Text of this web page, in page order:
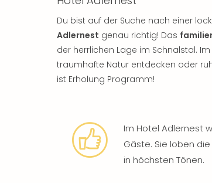
Du bist auf der Suche nach einer
Adlernest genau richtig! Das
der herrlichen Lage im Schnalstal.
traumhafte Natur entdecken oder
ist Erholung Programm!
Im Hotel Adlernest
Gäste. Sie loben
in höchsten Tönen.